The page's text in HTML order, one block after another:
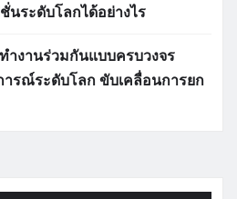
นระดับโลกได้อย่างไร
ำงานร่วมกันแบบครบวงจร
รณ์ระดับโลก ขับเคลื่อนการยก